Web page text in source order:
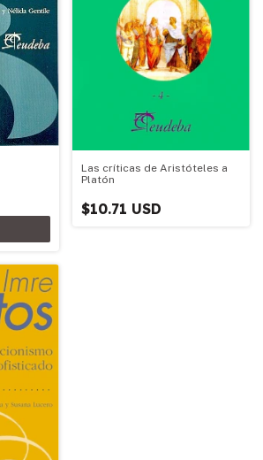
Las críticas de Aristóteles a
Platón
$10.71 USD